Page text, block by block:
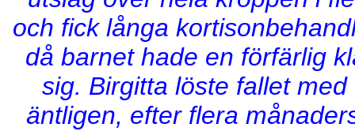
och fick långa
då barnet hade en förfärlig
sig. Birgitta löste fallet
äntligen, efter flera